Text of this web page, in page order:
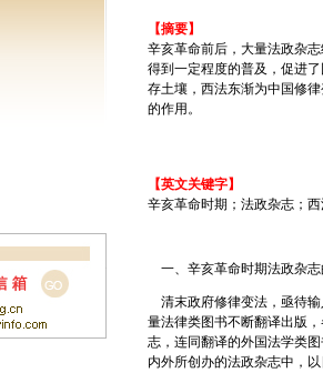
【摘要】
辛亥革命前后，大量法政杂
得到一定程度的普及，促进
存土壤，西法东渐为中国修
的作用。
【英文关键字】
辛亥革命时期；法政杂志；
一、辛亥革命时期法政杂志
清末政府修律变法，亟待输
量法律类图书不断翻译出版
志，连同翻译的外国法学类
内外所创办的法政杂志中，